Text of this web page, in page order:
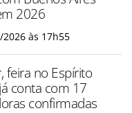
2026
2026 às 17h55
feira no Espírito
conta com 17
confirmadas